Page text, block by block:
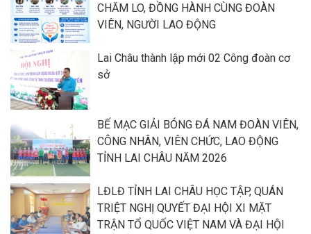
CHĂM LO, ĐỒNG HÀNH CÙNG ĐOÀN
VIÊN, NGƯỜI LAO ĐỘNG
Lai Châu thành lập mới 02 Công đoàn cơ
sở
BẾ MẠC GIẢI BÓNG ĐÁ NAM ĐOÀN VIÊN,
CÔNG NHÂN, VIÊN CHỨC, LAO ĐỘNG
TỈNH LAI CHÂU NĂM 2026
LĐLĐ TỈNH LAI CHÂU HỌC TẬP, QUÁN
TRIỆT NGHỊ QUYẾT ĐẠI HỘI XI MẶT
TRẬN TỔ QUỐC VIỆT NAM VÀ ĐẠI HỘI